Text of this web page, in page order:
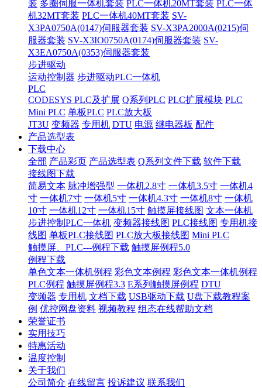
装 多圈伺服一体机套装 PLC一体机20MT套装 PLC一体
机32MT套装 PLC一体机40MT套装 SV-
X3PA0750A(0147)伺服器套装 SV-X3PA2000A(0215)伺
服器套装 SV-X3IO0750A(0174)伺服器套装 SV-
X3EA0750A(0353)伺服器套装
步进驱动
运动控制器 步进驱动PLC一体机
PLC
CODESYS PLC及扩展 Q系列PLC PLC扩展模块 PLC
Mini PLC 单板PLC PLC放大板
JT3U 变频器 专用机 DTU 电源 继电器板 配件
产品选型表
下载中心
全部 产品彩页 产品选型表 Q系列文件下载 软件下载
接线图下载
简易文本 脉冲增强型 一体机2.8寸 一体机3.5寸 一体机4
寸 一体机7寸 一体机5寸 一体机4.3寸 一体机8寸 一体机
10寸 一体机12寸 一体机15寸 触摸屏接线图 文本一体机
步进控制PLC一体机 变频器接线图 PLC接线图 专用机接
线图 单板PLC接线图 PLC放大板接线图 Mini PLC
触摸屏、PLC---例程下载 触摸屏例程5.0
例程下载
单色文本一体机例程 彩色文本例程 彩色文本一体机例程
PLC例程 触摸屏例程3.3 E系列触摸屏例程 DTU
变频器 专用机 文档下载 USB驱动下载 U盘下载教程案
例 优控网盘资料 视频教程 组态在线帮助文档
荣誉证书
实用技巧
特惠活动
温度控制
关于我们
公司简介 在线留言 投诉建议 联系我们